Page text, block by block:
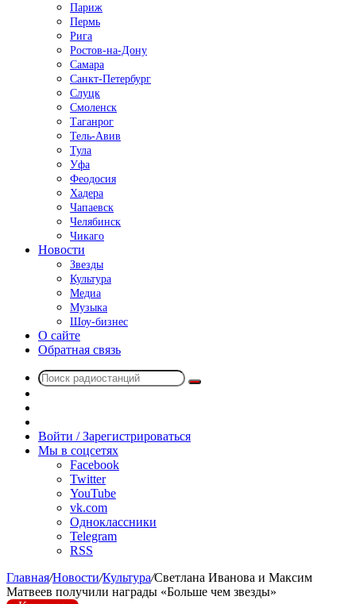
Париж
Пермь
Рига
Ростов-на-Дону
Самара
Санкт-Петербург
Слуцк
Смоленск
Таганрог
Тель-Авив
Тула
Уфа
Феодосия
Хадера
Чапаевск
Челябинск
Чикаго
Новости
Звезды
Культура
Медиа
Музыка
Шоу-бизнес
О сайте
Обратная связь
Поиск
радио
Войти / Зарегистрироваться
Мы в соцсетях
Facebook
Twitter
YouTube
vk.com
Одноклассники
Telegram
RSS
Главная/Новости/Культура/Светлана Иванова и Максим
Матвеев получили награды «Больше чем звезды»